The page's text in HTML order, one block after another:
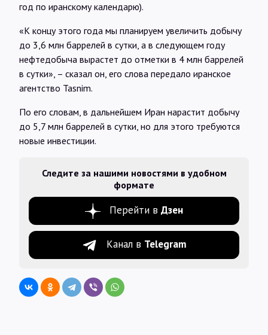
год по иранскому календарю).
«К концу этого года мы планируем увеличить добычу
до 3,6 млн баррелей в сутки, а в следующем году
нефтедобыча вырастет до отметки в 4 млн баррелей
в сутки», – сказал он, его слова передало иранское
агентство Tasnim.
По его словам, в дальнейшем Иран нарастит добычу
до 5,7 млн баррелей в сутки, но для этого требуются
новые инвестиции.
Следите за нашими новостями в удобном
формате
Перейти в Дзен
Канал в Telegram